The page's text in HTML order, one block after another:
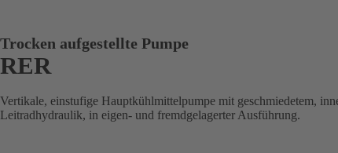
Trocken aufgestellte Pumpe
RER
Vertikale, einstufige Hauptkühlmittelpumpe mit geschmiedetem,
Leitradhydraulik, in eigen- und fremdgelagerter Ausführung.